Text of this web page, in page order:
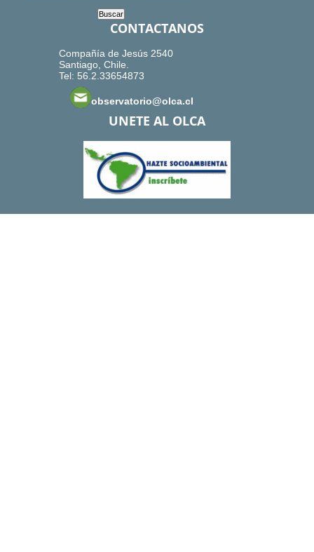
CONTACTANOS
Compañía de Jesús 2540
Santiago, Chile.
Tel: 56.2.33654873
observatorio@olca.cl
UNETE AL OLCA